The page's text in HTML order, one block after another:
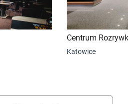
Centrum
Katowice